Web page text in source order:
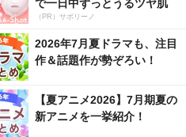
で一日中ずっとうるツヤ肌
（PR）サボリーノ
2026年7月夏ドラマも、注目
作＆話題作が勢ぞろい！
【夏アニメ2026】7月期夏の
新アニメを一挙紹介！